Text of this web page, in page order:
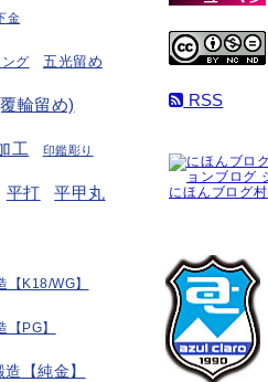
金
グ 五光留め
輪留め)
工 印鑑彫り
平打 平甲丸
【K18/WG】
【PG】
【純金】
RSS
にほんブログ村